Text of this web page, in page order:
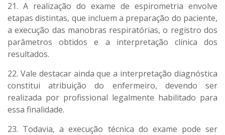
21. A realização do exame de espirometria envolve
etapas distintas, que incluem a preparação do paciente,
a execução das manobras respiratórias, o registro dos
parâmetros obtidos e a interpretação clínica dos
resultados.
22. Vale destacar ainda que a interpretação diagnóstica
constitui atribuição do enfermeiro, devendo ser
realizada por profissional legalmente habilitado para
essa finalidade.
23. Todavia, a execução técnica do exame pode ser